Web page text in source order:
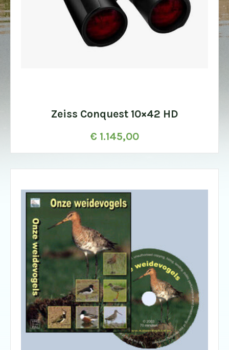
Zeiss Conquest 10×42 HD
€ 1.145,00